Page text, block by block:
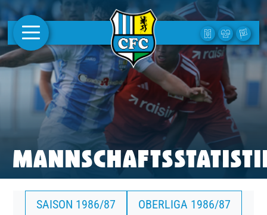
AKTUELLES
1. MANNSCHAFT
FRAUEN
CAMPUS
CLUB
CLUBMITGLIEDSCHAFT
SAISON 1986/87 OBERLIGA 1986/87